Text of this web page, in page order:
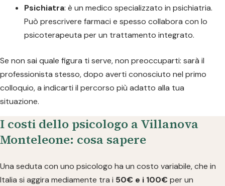
Psichiatra: è un medico specializzato in psichiatria.
Può prescrivere farmaci e spesso collabora con lo
psicoterapeuta per un trattamento integrato.
Se non sai quale figura ti serve, non preoccuparti: sarà il
professionista stesso, dopo averti conosciuto nel primo
colloquio, a indicarti il percorso più adatto alla tua
situazione.
I costi dello psicologo a Villanova
Monteleone: cosa sapere
Una seduta con uno psicologo ha un costo variabile, che in
Italia si aggira mediamente tra i 50€ e i 100€ per un